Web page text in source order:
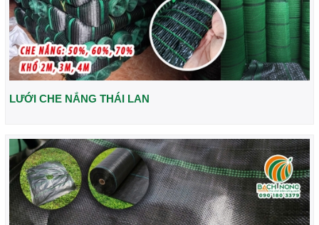
LƯỚI CHE NẮNG THÁI LAN